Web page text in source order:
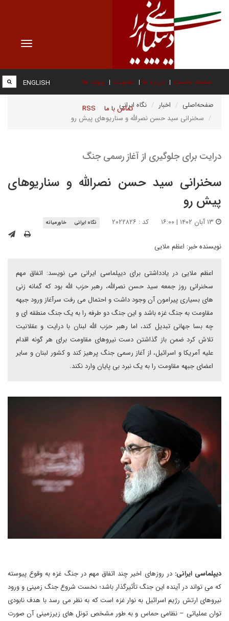
Toggle
صفحه نخست درباره ما عضویت پیوند ها
تماس با ما RSS
ENGLISH
صفحه‌اصلی اخبار
نگاه ایرانی
سخنرانی سید حسن نصرالله و سناریوهای پیش رو
درایت برای جلوگیری از آغاز رسمی جنگ
سخنرانی سید حسن نصرالله و سناریوهای
پیش رو
کد : ۲۰۲۲۸۲۶ نگاه ایرانی خاورمیانه
نویسنده خبر: اعظم ملایی
اعظم ملایی در یادداشتی برای دیپلماسی ایرانی می نویسد: اتفاق مهم
سخنرانی روز جمعه سید حسن نصرالله، رهبر حزب الله بود که گمانه زنی
های بسیاری پیرامون آن وجود داشت و احتمال می رفت سرآغاز ورود جبهه
مقاومت به جنگ غزه باشد و این جنگ دو طرفه را به یک جنگ منطقه ای و
چه بسا جهانی تبدیل کند، اما رهبر حزب الله لبنان با درایت و عقلانیت
تلاش کرد ضمن باز گذاشتن دست نیروهای مقاومت برای هر گونه اقدام
علیه آمریکا و اسرائیل، از آغاز رسمی جنگ پرهیز کند و کشور لبنان و سایر
اعضای جبهه مقاومت را به یک نبرد بی پایان وارد نکند.
دیپلماسی ایرانی: در روزهای اخیر چند اتفاق مهم در جنگ غزه به وقوع پیوسته
که می تواند در آینده این جنگ تأثیرگذار باشد؛ نخست شروع جنگ زمینی و ورود
نیروهای ارتش رژیم اسرائیل به نوار غزه است که به نظر می رسد با هدف نابودی
توان عملیاتی – نظامی حماس و به طور مشخص تونل های زیرزمینی آن صورت